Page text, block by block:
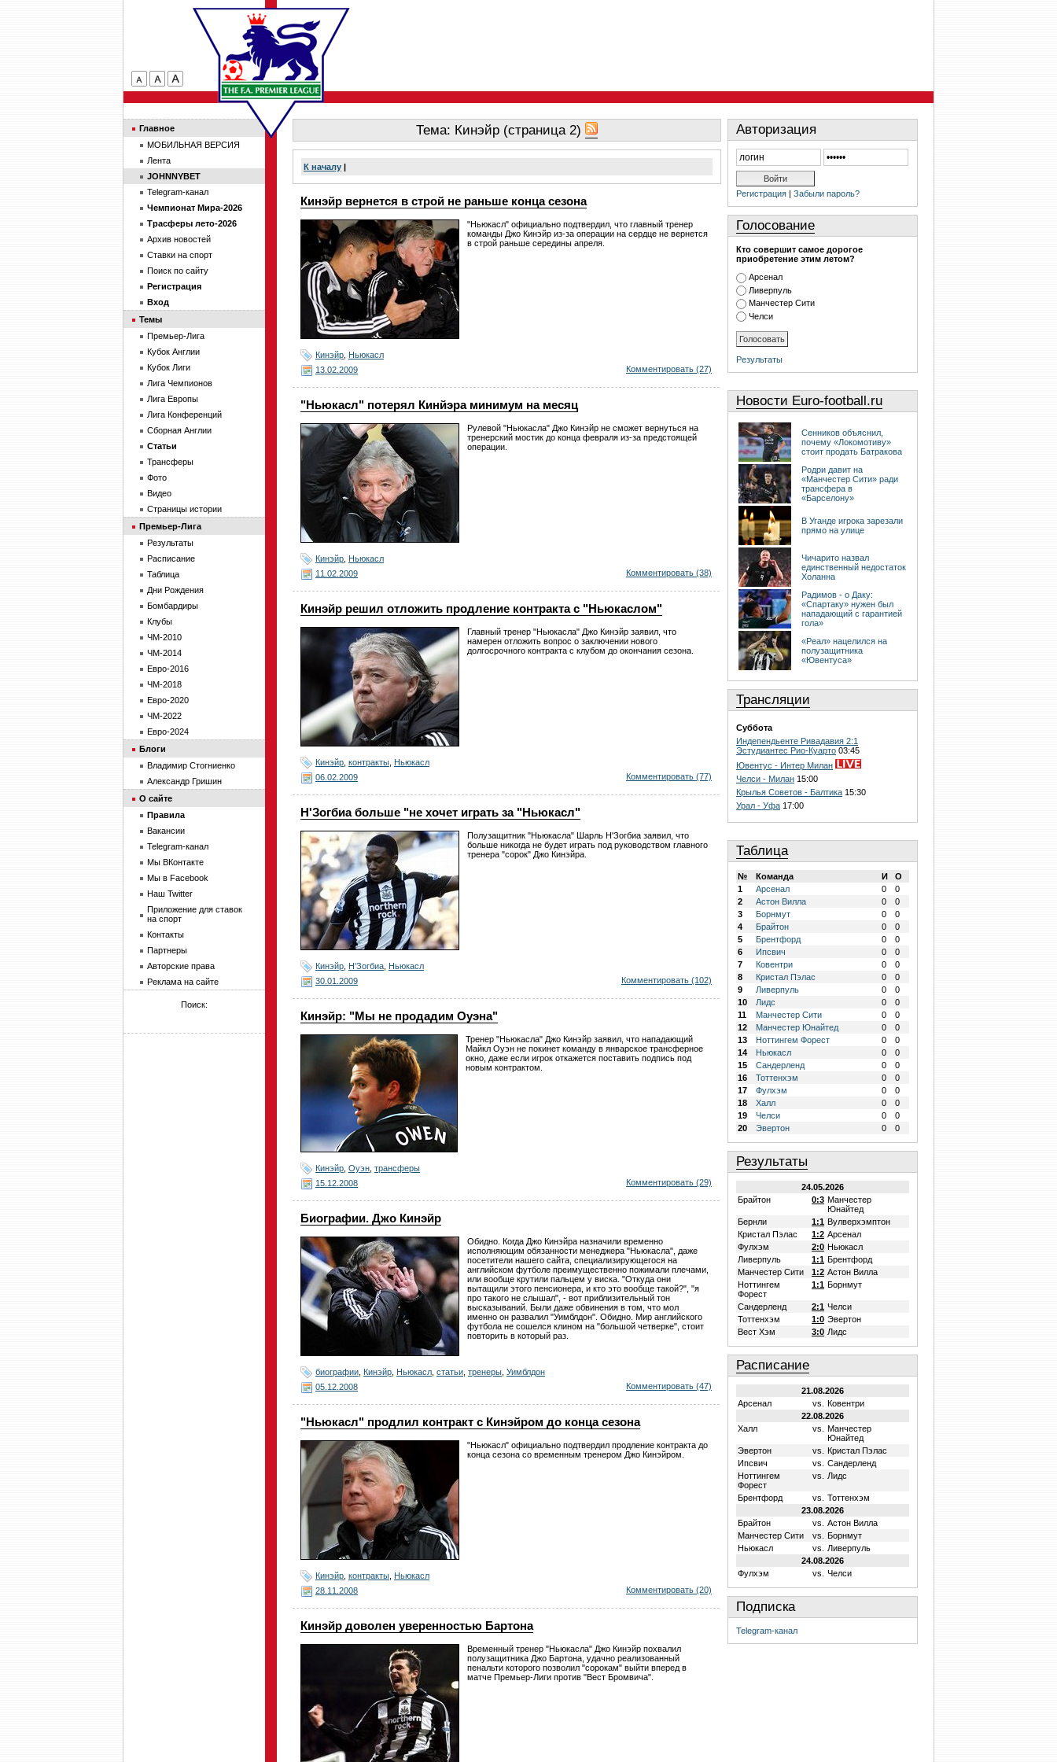
Тема: Кинэйр (страница 2)
К началу |
Кинэйр вернется в строй не раньше конца сезона
"Ньюкасл" официально подтвердил, что главный тренер
команды Джо Кинэйр из-за операции на сердце не вернется
в строй раньше середины апреля.
Кинэйр Ньюкасл
13.02.2009
Комментировать (27)
"Ньюкасл" потерял Кинйэра минимум на месяц
Рулевой "Ньюкасла" Джо Кинэйр не сможет вернуться на
тренерский мостик до конца февраля из-за предстоящей
операции.
Кинэйр Ньюкасл
11.02.2009
Комментировать (38)
Кинэйр решил отложить продление контракта с "Ньюкаслом"
Главный тренер "Ньюкасла" Джо Кинэйр заявил, что
намерен отложить вопрос о заключении нового
долгосрочного контракта с клубом до окончания сезона.
Кинэйр контракты Ньюкасл
06.02.2009
Комментировать (77)
Н'Зогбиа больше "не хочет играть за "Ньюкасл"
Полузащитник "Ньюкасла" Шарль Н'Зогбиа заявил, что
больше никогда не будет играть под руководством главного
тренера "сорок" Джо Кинэйра.
Кинэйр Н'Зогбиа Ньюкасл
30.01.2009
Комментировать (102)
Кинэйр: "Мы не продадим Оуэна"
Тренер "Ньюкасла" Джо Кинэйр заявил, что нападающий
Майкл Оуэн не покинет команду в январское трансферное
окно, даже если игрок откажется поставить подпись под
новым контрактом.
Кинэйр Оуэн трансферы
15.12.2008
Комментировать (29)
Биографии. Джо Кинэйр
Обидно. Когда Джо Кинэйра назначили временно
исполняющим обязанности менеджера "Ньюкасла", даже
посетители нашего сайта, специализирующегося на
английском футболе преимущественно пожимали плечами,
или вообще крутили пальцем у виска. "Откуда они
вытащили этого пенсионера, и кто это вообще такой?", "я
про такого не слышал", - вот приблизительный тон
высказываний. Были даже обвинения в том, что мол
именно он развалил "Уимблдон". Обидно. Мир английского
футбола не сошелся клином на "большой четверке", стоит
повторить в который раз.
биографии Кинэйр Ньюкасл статьи тренеры Уимблдон
05.12.2008
Комментировать (47)
"Ньюкасл" продлил контракт с Кинэйром до конца сезона
"Ньюкасл" официально подтвердил продление контракта до
конца сезона со временным тренером Джо Кинэйром.
Кинэйр контракты Ньюкасл
28.11.2008
Комментировать (20)
Кинэйр доволен уверенностью Бартона
Временный тренер "Ньюкасла" Джо Кинэйр похвалил
полузащитника Джо Бартона, удачно реализованный
пенальти которого позволил "сорокам" выйти вперед в
матче Премьер-Лиги против "Вест Бромвича".
Авторизация
Регистрация | Забыли пароль?
Голосование
Кто совершит самое дорогое
приобретение этим летом?
Арсенал
Ливерпуль
Манчестер Сити
Челси
Результаты
Новости Euro-football.ru
Сенников объяснил,
почему «Локомотиву»
стоит продать Батракова
Родри давит на
«Манчестер Сити» ради
трансфера в
«Барселону»
В Уганде игрока зарезали
прямо на улице
Чичарито назвал
единственный недостаток
Холанна
Радимов - о Даку:
«Спартаку» нужен был
нападающий с гарантией
гола»
«Реал» нацелился на
полузащитника
«Ювентуса»
Трансляции
Суббота
Индепендьенте Ривадавия 2:1
Эстудиантес Рио-Куарто 03:45
Ювентус - Интер Милан
Челси - Милан 15:00
Крылья Советов - Балтика 15:30
Урал - Уфа 17:00
Таблица
№ Команда И
О
1
Арсенал 0
0
2
Астон Вилла 0
0
3
Борнмут 0
0
4
Брайтон 0
0
5
Брентфорд 0
0
6
Ипсвич 0
0
7
Ковентри 0
0
8
Кристал Пэлас 0
0
9
Ливерпуль 0
0
10
Лидс 0
0
11
Манчестер Сити 0
0
12
Манчестер Юнайтед 0
0
13
Ноттингем Форест 0
0
14
Ньюкасл 0
0
15
Сандерленд 0
0
16
Тоттенхэм 0
0
17
Фулхэм 0
0
18
Халл 0
0
19
Челси 0
0
20
Эвертон 0 0
Результаты
24.05.2026
Брайтон
0:3 Манчестер
Юнайтед
Бернли
1:1 Вулверхэмптон
Кристал Пэлас
1:2 Арсенал
Фулхэм
2:0 Ньюкасл
Ливерпуль
1:1 Брентфорд
Манчестер Сити
1:2 Астон Вилла
Ноттингем
Форест
1:1 Борнмут
Сандерленд 2:1 Челси
Тоттенхэм
1:0 Эвертон
Вест Хэм
3:0 Лидс
Расписание
21.08.2026
Арсенал
vs.
Ковентри
22.08.2026
Халл
vs.
Манчестер
Юнайтед
Эвертон
vs.
Кристал Пэлас
Ипсвич
vs.
Сандерленд
Ноттингем
Форест
vs. Лидс
Брентфорд vs.
Тоттенхэм
23.08.2026
Брайтон
vs.
Астон Вилла
Манчестер Сити
vs.
Борнмут
Ньюкасл
vs.
Ливерпуль
24.08.2026
Фулхэм
vs. Челси
Подписка
Telegram-канал
Главное
МОБИЛЬНАЯ ВЕРСИЯ
Лента
JOHNNYBET
Telegram-канал
Чемпионат Мира-2026
Трасферы лето-2026
Архив новостей
Ставки на спорт
Поиск по сайту
Регистрация
Вход
Темы
Премьер-Лига
Кубок Англии
Кубок Лиги
Лига Чемпионов
Лига Европы
Лига Конференций
Сборная Англии
Статьи
Трансферы
Фото
Видео
Страницы истории
Премьер-Лига
Результаты
Расписание
Таблица
Дни Рождения
Бомбардиры
Клубы
ЧМ-2010
ЧМ-2014
Евро-2016
ЧМ-2018
Евро-2020
ЧМ-2022
Евро-2024
Блоги
Владимир Стогниенко
Александр Гришин
О сайте
Правила
Вакансии
Telegram-канал
Мы ВКонтакте
Мы в Facebook
Наш Twitter
Приложение для ставок
на спорт
Контакты
Партнеры
Авторские права
Реклама на сайте
Поиск: